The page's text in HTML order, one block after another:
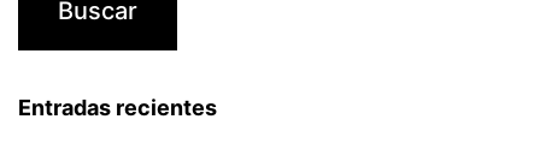
Entradas recientes